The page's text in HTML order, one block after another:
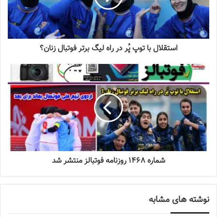
جنجال جدید در سوپرلیگ فوتسال
2022-12-11
لیست تیم ملی فوتسال زنان اعلام شد
2025-04-28
سرنوشت عجیب ستاره ایرانی در تورکال
2023-05-12
برگزاری اردوی انتخابی تیم ملی فوتسال
استقلال با توپ پُر در راه لیگ برتر فوتبال زنان؟
شماره 1468 روزنامه فوتبالز منتشر شد
نوشته های مشابه